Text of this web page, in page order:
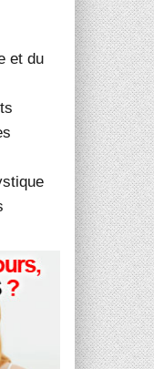
et du